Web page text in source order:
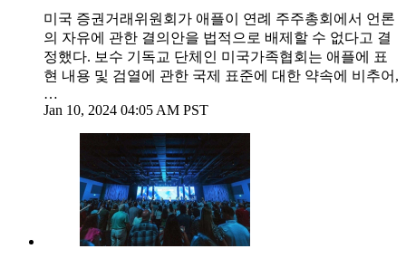
미국 증권거래위원회가 애플이 연례 주주총회에서 언론
의 자유에 관한 결의안을 법적으로 배제할 수 없다고 결
정했다. 보수 기독교 단체인 미국가족협회는 애플에 표
현 내용 및 검열에 관한 국제 표준에 대한 약속에 비추어,
…
Jan 10, 2024 04:05 AM PST